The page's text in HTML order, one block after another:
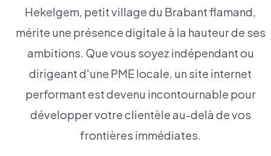
Hekelgem, petit village du Brabant flamand,
mérite une présence digitale à la hauteur de ses
ambitions. Que vous soyez indépendant ou
dirigeant d'une PME locale, un site internet
performant est devenu incontournable pour
développer votre clientèle au-delà de vos
frontières immédiates.